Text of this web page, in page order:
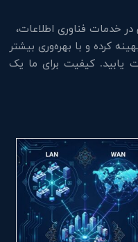
خدمات فناوری اطلاعات،
کرده و با بهره‌وری بیشتر
یابید. کیفیت برای ما یک